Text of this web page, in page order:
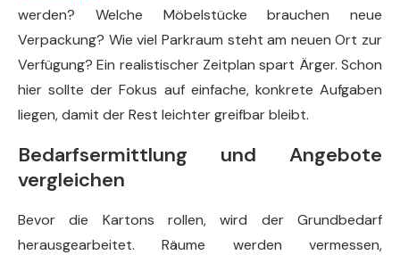
werden? Welche Möbelstücke brauchen neue
Verpackung? Wie viel Parkraum steht am neuen Ort zur
Verfügung? Ein realistischer Zeitplan spart Ärger. Schon
hier sollte der Fokus auf einfache, konkrete Aufgaben
liegen, damit der Rest leichter greifbar bleibt.
Bedarfsermittlung und Angebote
vergleichen
Bevor die Kartons rollen, wird der Grundbedarf
herausgearbeitet. Räume werden vermessen,